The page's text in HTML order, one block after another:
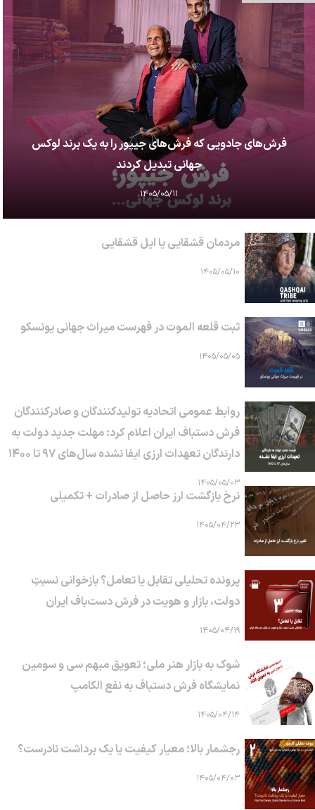
فرش‌های جادویی که فرش‌های جیپور را به یک برند لوکس
جهانی تبدیل کردند
۱۴۰۵/۰۵/۱۱
مردمان قشقایی یا ایل قشقایی
۱۴۰۵/۰۵/۱۰
ثبت قلعه الموت در فهرست میراث جهانی یونسکو
۱۴۰۵/۰۵/۰۵
روابط عمومی اتحادیه تولیدکنندگان و صادرکنندگان
فرش دستباف ایران اعلام کرد: مهلت جدید دولت به
دارندگان تعهدات ارزی ایفا نشده سال‌های ۹۷ تا ۱۴۰۰
۱۴۰۵/۰۵/۰۳
نرخ بازگشت ارز حاصل از صادرات + تکمیلی
۱۴۰۵/۰۴/۲۳
پرونده تحلیلی تقابل یا تعامل؟ بازخوانی نسبتِ
دولت، بازار و هویت در فرش دست‌باف ایران
۱۴۰۵/۰۴/۱۹
شوک به بازار هنر ملی؛ تعویق مبهم سی و سومین
نمایشگاه فرش دستباف به نفع الکامپ
۱۴۰۵/۰۴/۱۴
رجشمار بالا؛ معیار کیفیت یا یک برداشت نادرست؟
۱۴۰۵/۰۴/۰۳